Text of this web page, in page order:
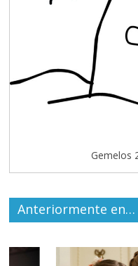
Gemelos
Anteriormente en…